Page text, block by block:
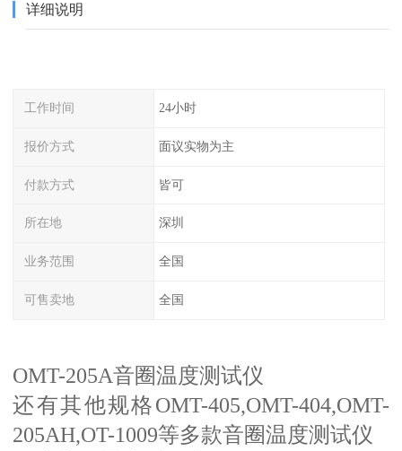
详细说明
工作时间 24小时
报价方式 面议实物为主
付款方式 皆可
所在地 深圳
业务范围 全国
可售卖地 全国
OMT-205A音圈温度测试仪
还有其他规格OMT-405,OMT-404,OMT-
205AH,OT-1009等多款音圈温度测试仪